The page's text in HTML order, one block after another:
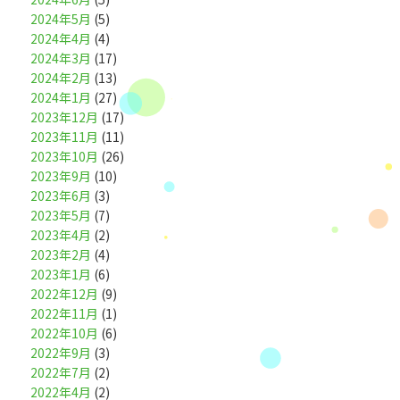
2024年5月 (5)
2024年4月 (4)
2024年3月 (17)
2024年2月 (13)
2024年1月 (27)
2023年12月 (17)
2023年11月 (11)
2023年10月 (26)
2023年9月 (10)
2023年6月 (3)
2023年5月 (7)
2023年4月 (2)
2023年2月 (4)
2023年1月 (6)
2022年12月 (9)
2022年11月 (1)
2022年10月 (6)
2022年9月 (3)
2022年7月 (2)
2022年4月 (2)